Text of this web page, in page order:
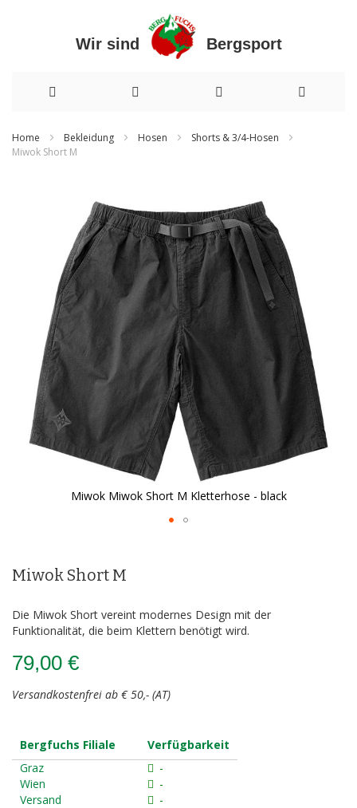
Wir sind Bergsport
zum
Home Bekleidung Hosen
Shorts & 3/4-Hosen
Miwok Short M
Miwok Miwok Short M Kletterhose - black
der
Miwok Short M
Die Miwok Short vereint modernes Design mit der
Funktionalität, die beim Klettern benötigt wird.
79,00 €
Versandkostenfrei ab € 50,- (AT)
Bergfuchs Filiale
Verfügbarkeit
Graz
-
Wien
-
Versand
-